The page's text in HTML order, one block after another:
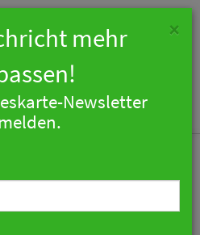
×
mehr
Newsletter